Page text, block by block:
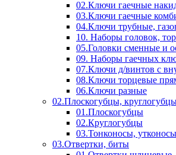
02.Ключи гаечные
03.Ключи гаечные
04.Ключи трубные,
10. Наборы головок,
05.Головки сменные и
09. Наборы гаечных
07.Ключи д/винтов с
08.Ключи торцевые
06.Ключи разные
02.Плоскогубцы,
01.Плоскогубцы
02.Круглогубцы
03.Тонконосы, утконосы
03.Отвертки, биты